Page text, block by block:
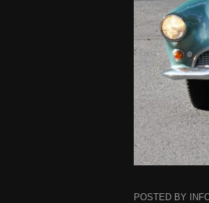
POSTED BY